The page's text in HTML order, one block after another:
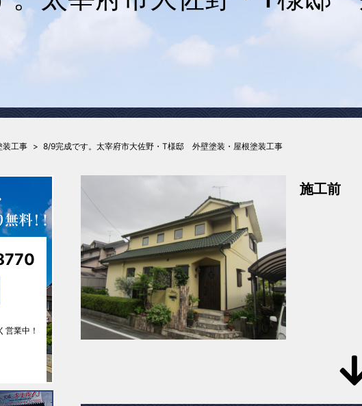
装工事 8/9完成です。太宰府市大佐野・T様邸 外壁塗装・屋根塗装工事
施工前
業中！